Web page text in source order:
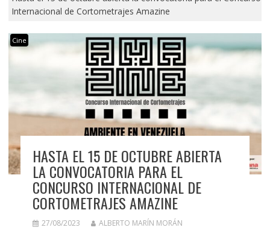
Internacional de Cortometrajes Amazine
Cine
HASTA EL 15 DE OCTUBRE ABIERTA
LA CONVOCATORIA PARA EL
CONCURSO INTERNACIONAL DE
CORTOMETRAJES AMAZINE
27/08/2023 ALBERTO MARÍN MORÁN